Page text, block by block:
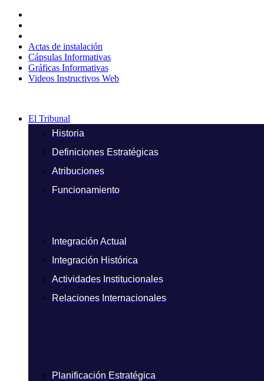
contenido
Actas de instalación
Cápsulas Informativas
Gráficas Informativas
Videos Instructivos Web
El Tribunal
Historia
Definiciones Estratégicas
Atribuciones
Funcionamiento
Integración Actual
Integración Histórica
Actividades Institucionales
Relaciones Internacionales
Planificación Estratégica